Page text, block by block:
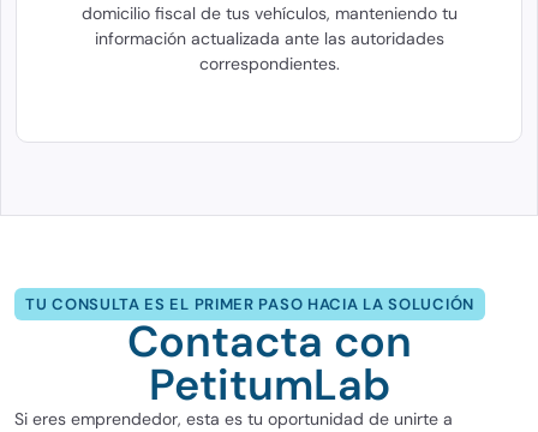
domicilio fiscal de tus vehículos, manteniendo tu
información actualizada ante las autoridades
correspondientes.
TU CONSULTA ES EL PRIMER PASO HACIA LA SOLUCIÓN
Contacta con
PetitumLab
Si eres emprendedor, esta es tu oportunidad de unirte a